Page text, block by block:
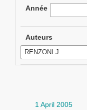
Année
Auteurs
1 April 2005